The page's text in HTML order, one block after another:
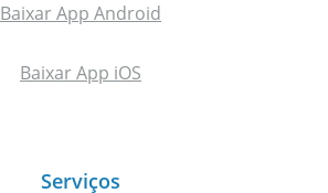
Baixar App Android
Baixar App iOS
Serviços